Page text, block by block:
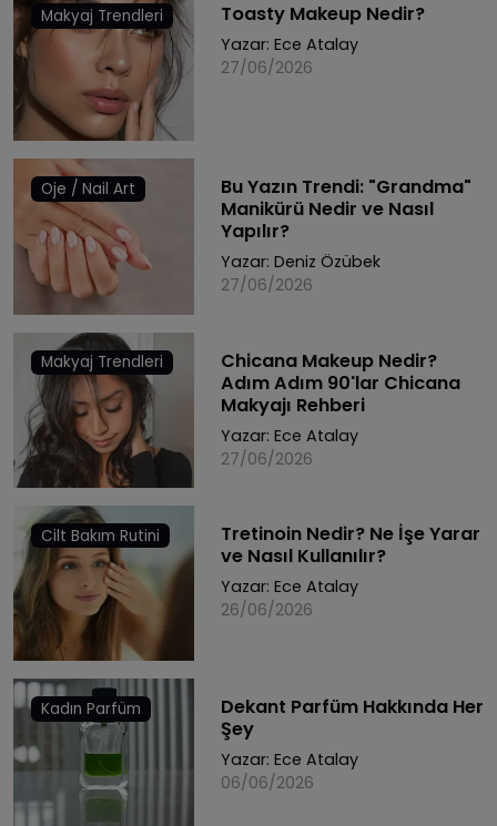
Makyaj Trendleri Toasty Makeup Nedir?
Yazar: Ece Atalay
27/06/2026
Oje / Nail Art
Bu Yazın Trendi: "Grandma"
Manikürü Nedir ve Nasıl
Yapılır?
Yazar: Deniz Özübek
27/06/2026
Makyaj Trendleri
Chicana Makeup Nedir?
Adım Adım 90'lar Chicana
Makyajı Rehberi
Yazar: Ece Atalay
27/06/2026
Cilt Bakım Rutini
Tretinoin Nedir? Ne İşe Yarar
ve Nasıl Kullanılır?
Yazar: Ece Atalay
26/06/2026
Kadın Parfüm
Dekant Parfüm Hakkında Her
Şey
Yazar: Ece Atalay
06/06/2026